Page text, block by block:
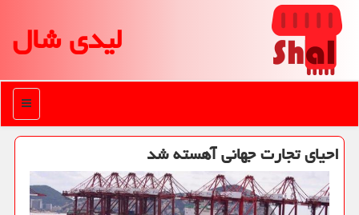
لیدی شال
منو
احیای تجارت جهانی آهسته شد